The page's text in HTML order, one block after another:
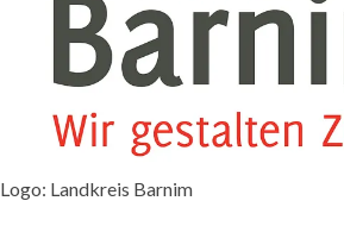
Logo: Landkreis Barnim